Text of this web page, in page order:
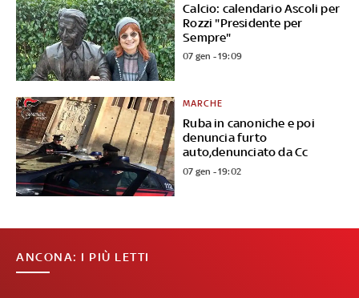
Calcio: calendario Ascoli per
Rozzi "Presidente per
Sempre"
07 gen - 19:09
Ruba in canoniche e poi
denuncia furto
auto,denunciato da Cc
MARCHE
07 gen - 19:02
ANCONA: I PIÙ LETTI